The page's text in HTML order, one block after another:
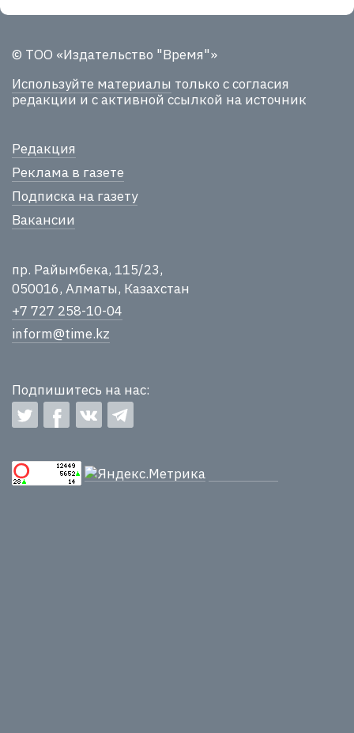
© ТОО «Издательство "Время"»
Используйте материалы только с согласия
редакции и с активной ссылкой на источник
Редакция
Реклама в газете
Подписка на газету
Вакансии
пр. Райымбека, 115/23,
050016, Алматы, Казахстан
+7 727 258-10-04
inform@time.kz
Подпишитесь на нас: